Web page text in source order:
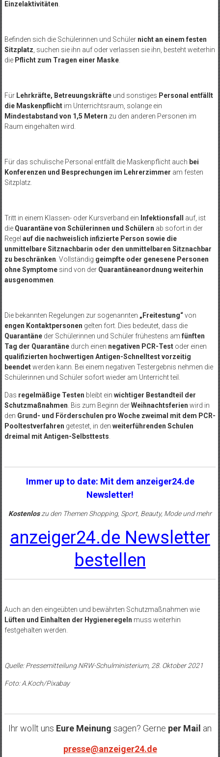
Einzelaktivitäten
Befinden sich die Schülerinnen und Schüler nicht an einem festen
Sitzplatz , suchen sie ihn auf oder verlassen sie ihn, besteht weiterhin
die Pflicht zum Tragen einer Maske.
Für Lehrkräfte, Betreuungskräfteund sonstiges Personal entfällt
die Maskenpflichtim Unterrichtsraum, solange ein
Mindestabstand von 1,5 Metern zu den anderen Personen im
Raum eingehalten wird.
Für das schulische Personal entfällt die Maskenpflicht auch bei
Konferenzen und Besprechungen im Lehrerzimmer am festen
Sitzplatz.
Tritt in einem Klassen- oder Kursverband ein Infektionsfall
auf, ist
die Quarantäne von Schülerinnen und Schülern ab sofort in der
Regel auf die nachweislich infizierte Person sowie die
unmittelbare Sitznachbarin oder den unmittelbaren Sitznachbar
zu beschränken . Vollständig geimpfte oder genesene Personen
ohne Symptomesind von der Quarantäneanordnung weiterhin
ausgenommen
Die bekannten Regelungen zur sogenannten „Freitestung“von
engen Kontaktpersonen gelten fort. Dies bedeutet, dass die
Quarantäneder Schülerinnen und Schüler frühestens am fünften
Tag der Quarantänedurch einen negativen PCR-Testoder einen
qualifizierten hochwertigen Antigen-Schnelltest vorzeitig
beendetwerden kann. Bei einem negativen Testergebnis nehmen die
Schülerinnen und Schüler sofort wieder am Unterricht teil.
Das regelmäßige Testen bleibt ein wichtiger Bestandteil der
Schutzmaßnahmen . Bis zum Beginn derWeihnachtsferien wird in
den Grund- und Förderschulen pro Woche zweimal mit dem PCR-
Pooltestverfahren getestet, in den weiterführenden Schulen
dreimal mit Antigen-Selbsttests
Immer up to date: Mit dem anzeiger24.de
Newsletter!
Kostenloszu den Themen Shopping, Sport, Beauty, Mode und mehr
anzeiger24.de Newsletter
bestellen
Auch an den eingeübten und bewährten Schutzmaßnahmen wie
Lüften und Einhalten der Hygieneregeln muss weiterhin
festgehalten werden.
Quelle: Pressemitteilung NRW-Schulministerium, 28. Oktober 2021
Foto: A.Koch/Pixabay
Ihr wollt uns Eure Meinung sagen? Gerne per Mail an
presse@anzeiger24.de